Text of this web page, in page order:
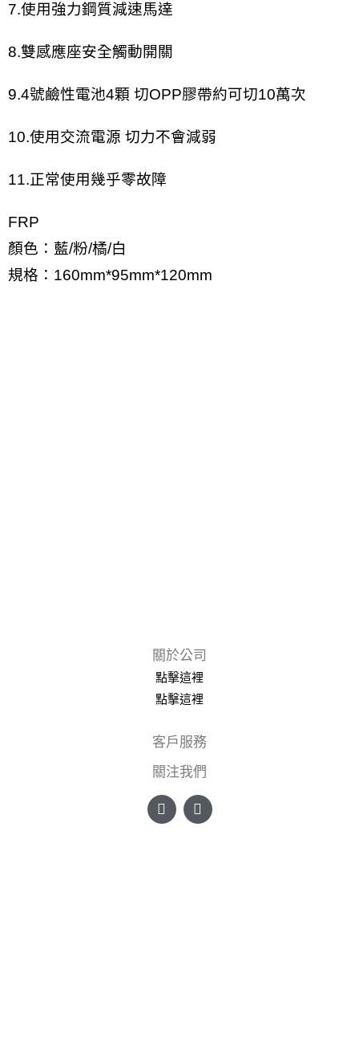
7.使用強力鋼質減速馬達
8.雙感應座安全觸動開關
9.4號鹼性電池4顆 切OPP膠帶約可切10萬次
10.使用交流電源 切力不會減弱
11.正常使用幾乎零故障
FRP
顏色：藍/粉/橘/白
規格：160mm*95mm*120mm
關於公司
點擊這裡
點擊這裡
客戶服務
關注我們